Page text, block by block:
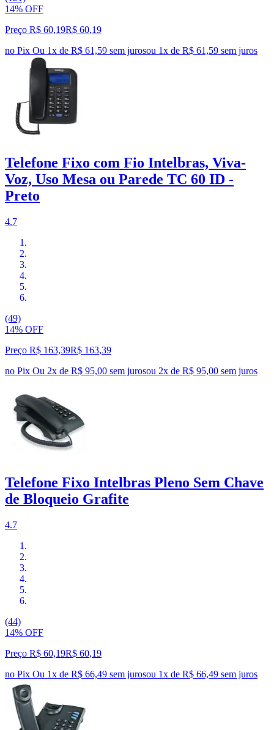
14% OFF
Preço R$ 60,19R$ 60,19
no Pix Ou 1x de R$ 61,59 sem jurosou 1x de R$ 61,59 sem juros
Telefone Fixo com Fio Intelbras, Viva-
Voz, Uso Mesa ou Parede TC 60 ID -
Preto
4.7
(49)
14% OFF
Preço R$ 163,39R$ 163,39
no Pix Ou 2x de R$ 95,00 sem jurosou 2x de R$ 95,00 sem juros
Telefone Fixo Intelbras Pleno Sem Chave
de Bloqueio Grafite
4.7
(44)
14% OFF
Preço R$ 60,19R$ 60,19
no Pix Ou 1x de R$ 66,49 sem jurosou 1x de R$ 66,49 sem juros